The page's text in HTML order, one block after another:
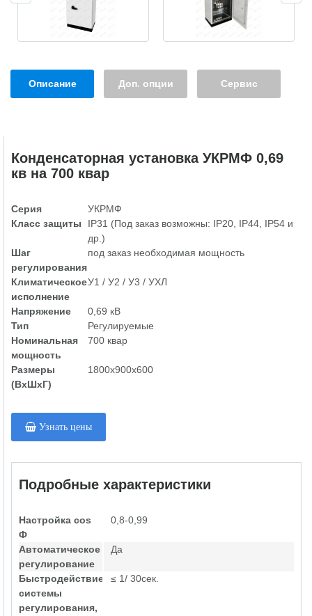
Описание Доп. опции Сервис
Конденсаторная установка УКРМФ 0,69
кв на 700 квар
Серия
УКРМФ
Класс защиты
IP31 (Под заказ возможны: IP20, IP44, IP54 и
др.)
Шаг
регулирования
под заказ необходимая мощность
Климатическое
исполнение
У1 / У2 / У3 / УХЛ
Напряжение
0,69 кВ
Тип
Регулируемые
Номинальная
мощность
700 квар
Размеры
(ВхШхГ)
1800х900х600
Узнать цены
Подробные характеристики
Настройка cos
Ф
0,8-0,99
Автоматическое
регулирование
Да
Быстродействие
системы
регулирования,
≤ 1/ 30сек.